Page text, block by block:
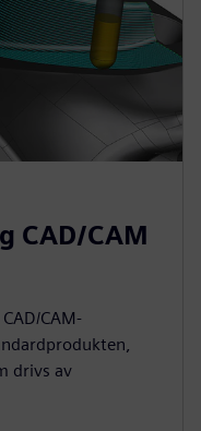
CAD/CAM
CAM-
drivs av